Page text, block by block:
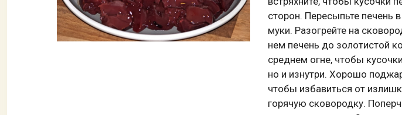
сторон. Пересыпьте печень
муки. Разогрейте на
нем печень до золотистой
среднем огне, чтобы
но и изнутри. Хорошо
чтобы избавиться от
горячую сковородку.